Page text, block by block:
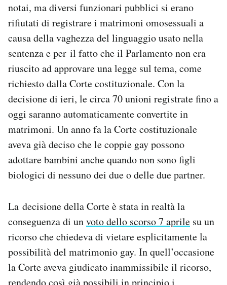
notai, ma diversi funzionari pubblici si erano
rifiutati di registrare i matrimoni omosessuali a
causa della vaghezza del linguaggio usato nella
sentenza e per il fatto che il Parlamento non era
riuscito ad approvare una legge sul tema, come
richiesto dalla Corte costituzionale. Con la
decisione di ieri, le circa 70 unioni registrate fino a
oggi saranno automaticamente convertite in
matrimoni. Un anno fa la Corte costituzionale
aveva già deciso che le coppie gay possono
adottare bambini anche quando non sono figli
biologici di nessuno dei due o delle due partner.
La decisione della Corte è stata in realtà la
conseguenza di unvoto dello scorso 7 aprile su un
ricorso che chiedeva di vietare esplicitamente la
possibilità del matrimonio gay. In quell’occasione
la Corte aveva giudicato inammissibile il ricorso,